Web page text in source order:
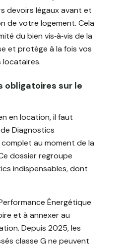
devoirs légaux avant et
de votre logement. Cela
du bien vis‑à‑vis de la
et protège à la fois vos
obligatoires sur le
en location, il faut
Diagnostics
au moment de la
dossier regroupe
indispensables, dont
Énergétique
et à annexer au
Depuis 2025, les
classe G ne peuvent